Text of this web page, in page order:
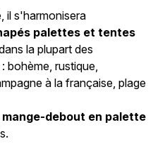
il s'harmonisera
palettes et tentes
la plupart des
bohème, rustique,
à la française, plage
mange-debout en palette